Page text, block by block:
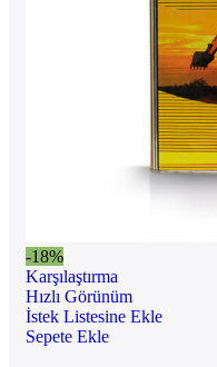
-18%
Karşılaştırma
Hızlı Görünüm
İstek Listesine Ekle
Sepete Ekle